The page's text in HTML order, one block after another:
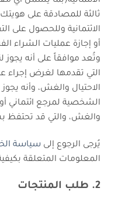
ثالثة للمصادقة على
الائتمانية وللحصول على
أو إجازة عمليات الشراء
وتُعد موافقاً على أنه
التي تقدمها لغرض إجراء
الاحتيال والغش، وأنه
الشخصية لمرجع ائتماني أو
والغش، والتي قد تحتفظ
يُرجى الرجوع إلى سياسة
المعلومات المتعلقة
2. طلب المنتجات